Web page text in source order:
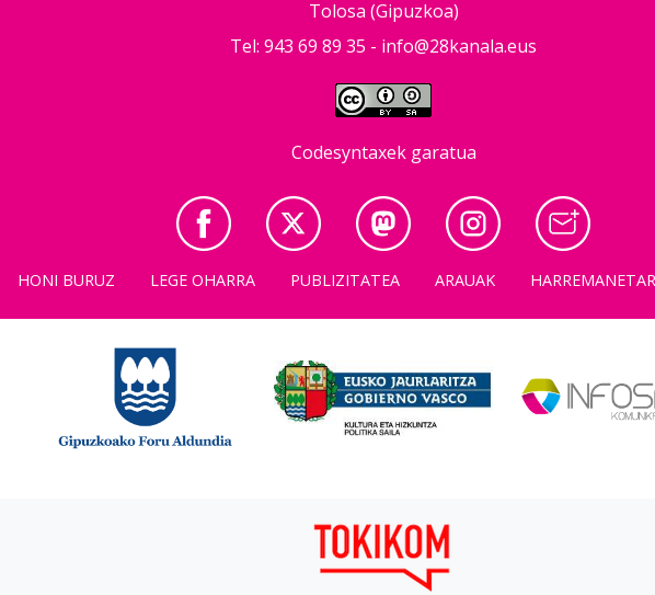
Tolosa (Gipuzkoa)
Tel: 943 69 89 35 - info@28kanala.eus
Codesyntaxek garatua
HONI BURUZ LEGE OHARRA PUBLIZITATEA ARAUAK